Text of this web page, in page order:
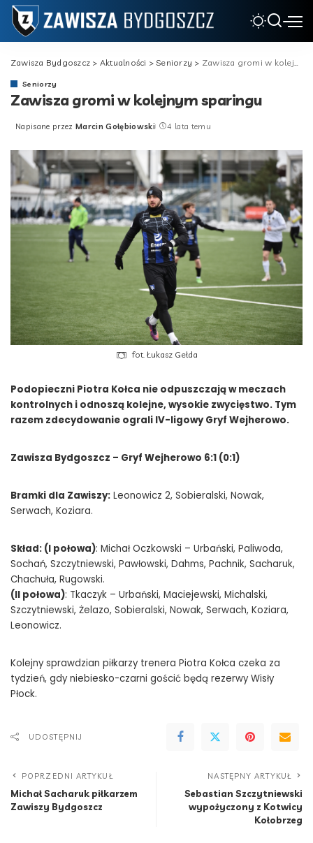
Zawisza Bydgoszcz > Aktualności >Seniorzy > Zawisza gromi w kolejnym sparingu
Seniorzy
Zawisza gromi w kolejnym sparingu
Posted
Napisane przez Marcin Gołębiowski 4 lata temu
fot. Łukasz Gełda
Podopieczni Piotra Kołca nie odpuszczają w meczach
kontrolnych i odnoszą kolejne, wysokie zwycięstwo. Tym
razem zdecydowanie ograli IV-ligowy Gryf Wejherowo.
Zawisza Bydgoszcz – Gryf Wejherowo 6:1 (0:1)
Bramki dla Zawiszy: Leonowicz 2, Sobieralski, Nowak,
Serwach, Koziara.
Skład: (I połowa): Michał Oczkowski – Urbański, Paliwoda,
Sochań, Szczytniewski, Pawłowski, Dahms, Pachnik, Sacharuk,
Chachuła, Rugowski.
(II połowa): Tkaczyk – Urbański, Maciejewski, Michalski,
Szczytniewski, Żelazo, Sobieralski, Nowak, Serwach, Koziara,
Leonowicz.
Kolejny sprawdzian piłkarzy trenera Piotra Kołca czeka za
tydzień, gdy niebiesko-czarni gościć będą rezerwy Wisły
Płock.
UDOSTĘPNIJ
POPRZEDNI ARTYKUŁ
Michał Sacharuk piłkarzem
Zawiszy Bydgoszcz
NASTĘPNY ARTYKUŁ
Sebastian Szczytniewski
wypożyczony z Kotwicy
Kołobrzeg